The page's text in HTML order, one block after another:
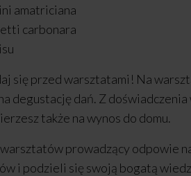
amatriciana
carbonara
się przed warsztatami! Na
degustację dań. Z
także na wynos do domu.
prowadzący odpowie
i podzieli się swoją bogatą